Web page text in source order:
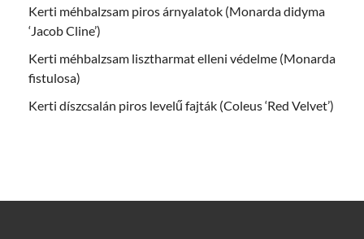
Kerti méhbalzsam piros árnyalatok (Monarda didyma
‘Jacob Cline’)
Kerti méhbalzsam lisztharmat elleni védelme (Monarda
fistulosa)
Kerti díszcsalán piros levelű fajták (Coleus ‘Red Velvet’)